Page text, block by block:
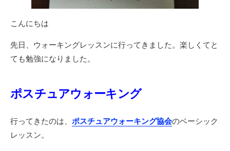
こんにちは
先日、ウォーキングレッスンに行ってきました。楽しくてと
ても勉強になりました。
ポスチュアウォーキング
行ってきたのは、 ポスチュアウォーキング協会のベーシック
レッスン。